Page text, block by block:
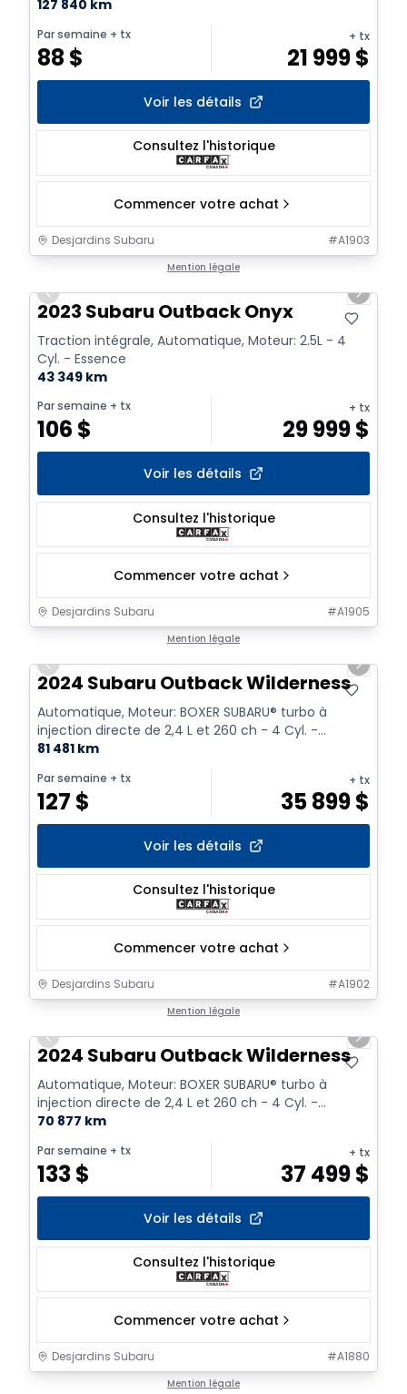
127 840 km
Par semaine + tx
88 $
+ tx
21 999$
Voir les détails
Consultez l'historique
Commencer votre achat
Desjardins Subaru #A1903
Mention légale
Previous slide
Next
2023 Subaru Outback Onyx
Traction intégrale, Automatique, Moteur: 2.5L - 4
Cyl. - Essence
43 349 km
Par semaine + tx
106 $
+ tx
29 999$
Voir les détails
Consultez l'historique
Commencer votre achat
Desjardins Subaru #A1905
Mention légale
Previous slide
Next
2024 Subaru Outback Wilderness
Automatique, Moteur: BOXER SUBARU® turbo à
injection directe de 2,4 L et 260 ch - 4 Cyl. -
Essence
81 481 km
Par semaine + tx
127 $
+ tx
35 899$
Voir les détails
Consultez l'historique
Commencer votre achat
Desjardins Subaru #A1902
Mention légale
Previous slide
Next
2024 Subaru Outback Wilderness
Automatique, Moteur: BOXER SUBARU® turbo à
injection directe de 2,4 L et 260 ch - 4 Cyl. -
Essence
70 877 km
Par semaine + tx
133$
+ tx
37 499$
Voir les détails
Consultez l'historique
Commencer votre achat
Desjardins Subaru #A1880
Mention légale